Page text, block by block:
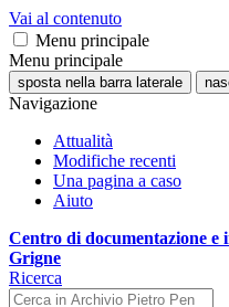
Vai al contenuto
Menu principale
Menu principale
sposta nella barra laterale
Navigazione
Attualità
Modifiche recenti
Una pagina a caso
Aiuto
Centro di documentazione e
Grigne
Ricerca